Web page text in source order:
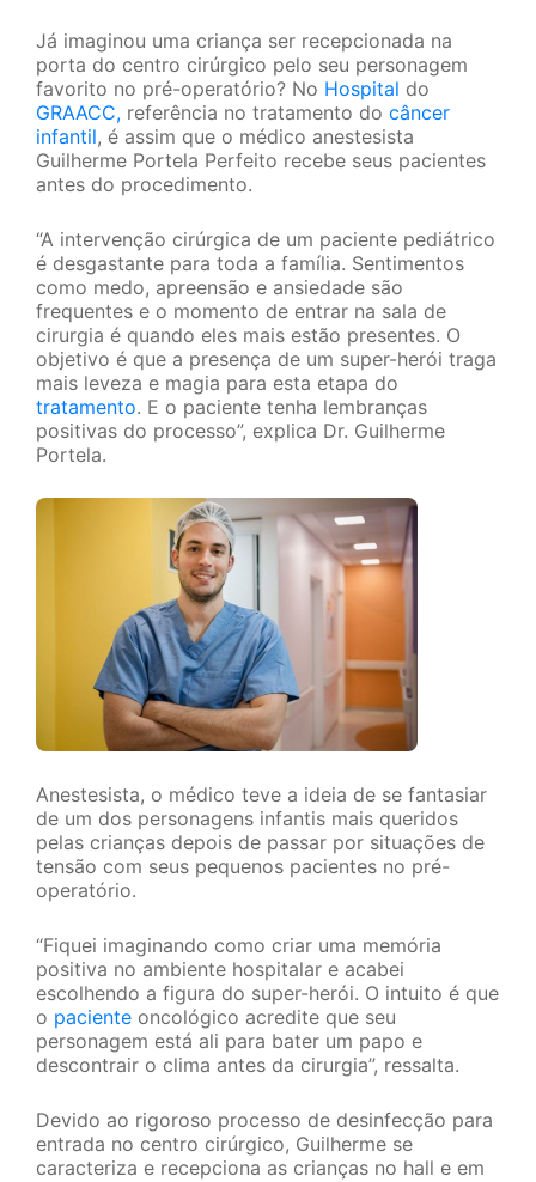
Já imaginou uma criança ser recepcionada na
porta do centro cirúrgico pelo seu personagem
favorito no pré-operatório? No Hospital do
GRAACC, referência no tratamento do câncer
infantil, é assim que o médico anestesista
Guilherme Portela Perfeito recebe seus pacientes
antes do procedimento.
“A intervenção cirúrgica de um paciente pediátrico
é desgastante para toda a família. Sentimentos
como medo, apreensão e ansiedade são
frequentes e o momento de entrar na sala de
cirurgia é quando eles mais estão presentes. O
objetivo é que a presença de um super-herói traga
mais leveza e magia para esta etapa do
tratamento. E o paciente tenha lembranças
positivas do processo”, explica Dr. Guilherme
Portela.
Anestesista, o médico teve a ideia de se fantasiar
de um dos personagens infantis mais queridos
pelas crianças depois de passar por situações de
tensão com seus pequenos pacientes no pré-
operatório.
“Fiquei imaginando como criar uma memória
positiva no ambiente hospitalar e acabei
escolhendo a figura do super-herói. O intuito é que
o paciente oncológico acredite que seu
personagem está ali para bater um papo e
descontrair o clima antes da cirurgia”, ressalta.
Devido ao rigoroso processo de desinfecção para
entrada no centro cirúrgico, Guilherme se
caracteriza e recepciona as crianças no hall e em